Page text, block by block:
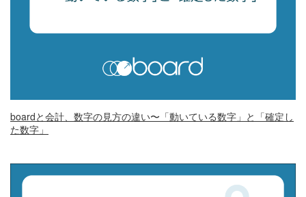
boardと会計、数字の見方の違い〜「動いている数字」と「確定し
た数字」